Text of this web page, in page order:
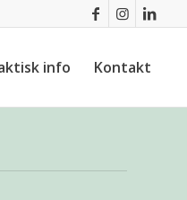
info Kontakt